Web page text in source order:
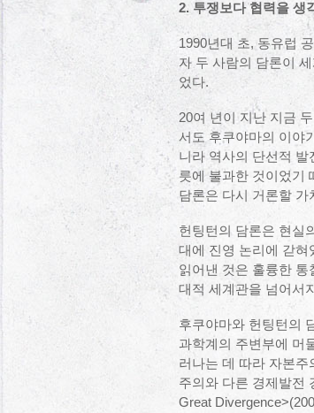
2. 투쟁보다 협력을 생
1990년대 초, 동유럽
자 두 사람의 담론이
었다.
20여 년이 지난 지금
서도 후쿠야마의 이야
니라 역사의 단선적 발
릇에 불과한 것이었기
담론은 다시 거론할 가
헌팅턴의 담론은 현실
대에 진영 논리에 갇혀
읽어낸 것은 훌륭한 통
대적 세계관을 넘어서
후쿠야마와 헌팅턴의
과학계의 주변부에 머
러나는 데 따라 자본
주의와 다른 경제발전
Great